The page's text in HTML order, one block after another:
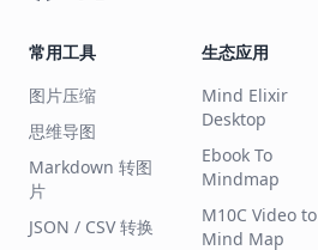
常用工具
图片压缩
思维导图
Markdown 转图
片
JSON / CSV 转换
生态应用
Mind Elixir
Desktop
Ebook To
Mindmap
M10C Video to
Mind Map